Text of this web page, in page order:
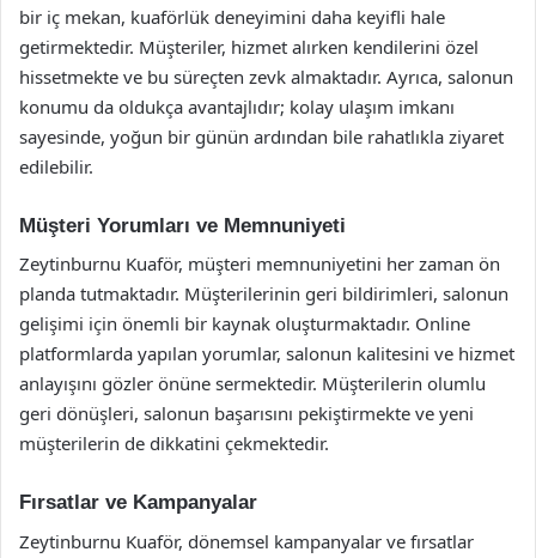
bir iç mekan, kuaförlük deneyimini daha keyifli hale
getirmektedir. Müşteriler, hizmet alırken kendilerini özel
hissetmekte ve bu süreçten zevk almaktadır. Ayrıca, salonun
konumu da oldukça avantajlıdır; kolay ulaşım imkanı
sayesinde, yoğun bir günün ardından bile rahatlıkla ziyaret
edilebilir.
Müşteri Yorumları ve Memnuniyeti
Zeytinburnu Kuaför, müşteri memnuniyetini her zaman ön
planda tutmaktadır. Müşterilerinin geri bildirimleri, salonun
gelişimi için önemli bir kaynak oluşturmaktadır. Online
platformlarda yapılan yorumlar, salonun kalitesini ve hizmet
anlayışını gözler önüne sermektedir. Müşterilerin olumlu
geri dönüşleri, salonun başarısını pekiştirmekte ve yeni
müşterilerin de dikkatini çekmektedir.
Fırsatlar ve Kampanyalar
Zeytinburnu Kuaför, dönemsel kampanyalar ve fırsatlar